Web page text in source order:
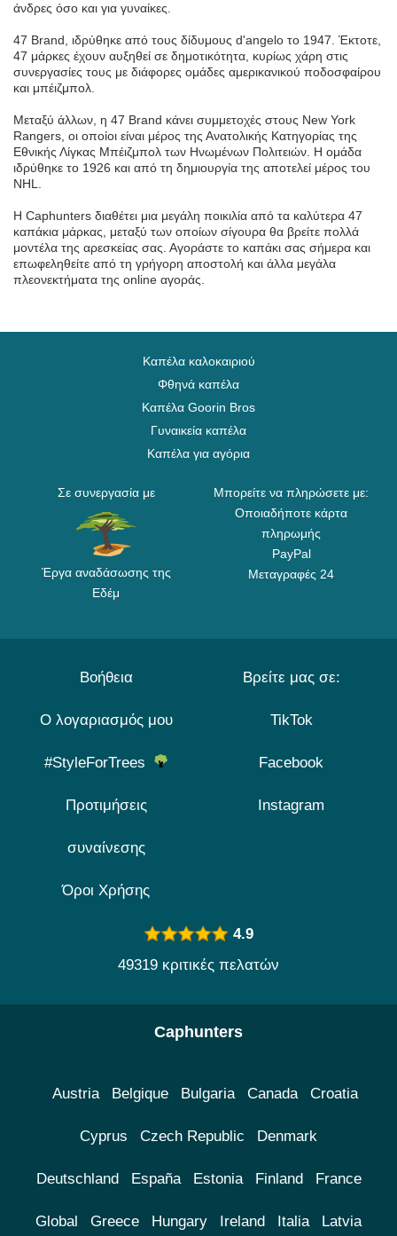
άνδρες όσο και για γυναίκες.
47 Brand, ιδρύθηκε από τους δίδυμους d'angelo το 1947. Έκτοτε,
47 μάρκες έχουν αυξηθεί σε δημοτικότητα, κυρίως χάρη στις
συνεργασίες τους με διάφορες ομάδες αμερικανικού ποδοσφαίρου
και μπέιζμπολ.
Μεταξύ άλλων, η 47 Brand κάνει συμμετοχές στους New York
Rangers, οι οποίοι είναι μέρος της Ανατολικής Κατηγορίας της
Εθνικής Λίγκας Μπέιζμπολ των Ηνωμένων Πολιτειών. Η ομάδα
ιδρύθηκε το 1926 και από τη δημιουργία της αποτελεί μέρος του
NHL.
Η Caphunters διαθέτει μια μεγάλη ποικιλία από τα καλύτερα 47
καπάκια μάρκας, μεταξύ των οποίων σίγουρα θα βρείτε πολλά
μοντέλα της αρεσκείας σας. Αγοράστε το καπάκι σας σήμερα και
επωφεληθείτε από τη γρήγορη αποστολή και άλλα μεγάλα
πλεονεκτήματα της online αγοράς.
Καπέλα καλοκαιριού
Φθηνά καπέλα
Καπέλα Goorin Bros
Γυναικεία καπέλα
Καπέλα για αγόρια
Σε συνεργασία με
Έργα αναδάσωσης της
Εδέμ
Μπορείτε να πληρώσετε με:
Οποιαδήποτε κάρτα
πληρωμής
PayPal
Μεταγραφές 24
Βοήθεια
Ο λογαριασμός μου
#StyleForTrees
Προτιμήσεις
συναίνεσης
Όροι Χρήσης
Βρείτε μας σε:
TikTok
Facebook
Instagram
4.9
49319 κριτικές πελατών
Caphunters
Austria Belgique Bulgaria Canada Croatia
Cyprus Czech Republic Denmark
Deutschland España Estonia Finland France
Global Greece Hungary Ireland Italia Latvia